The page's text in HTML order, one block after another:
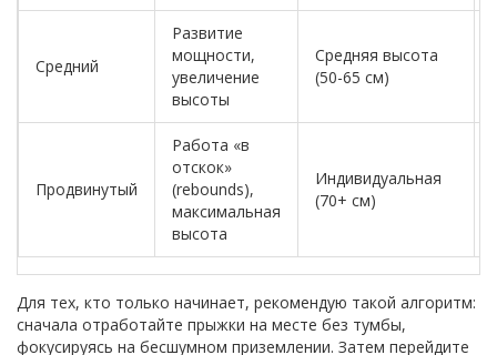
Средний
Развитие
мощности,
увеличение
высоты
Средняя высота
(50-65 см)
Продвинутый
Работа «в
отскок»
(rebounds),
максимальная
высота
Индивидуальная
(70+ см)
Для тех, кто только начинает, рекомендую такой алгоритм:
сначала отработайте прыжки на месте без тумбы,
фокусируясь на бесшумном приземлении. Затем перейдите